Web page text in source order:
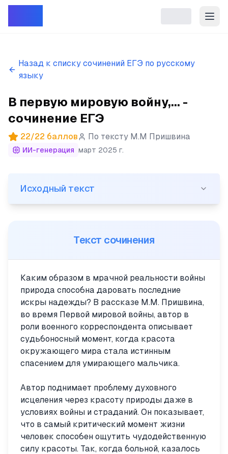
Назад к списку сочинений ЕГЭ по русскому
языку
В первую мировую войну,... -
сочинение ЕГЭ
22/22 баллов По тексту М.М Пришвина
ИИ-генерация март 2025 г.
(1)В первую мировую войну, в 1914 году, я поехал
Исходный текст
Текст сочинения
Каким образом в мрачной реальности войны
природа способна даровать последние
искры надежды? В рассказе М.М. Пришвина,
во время Первой мировой войны, автор в
роли военного корреспондента описывает
судьбоносный момент, когда красота
окружающего мира стала истинным
спасением для умирающего мальчика.
Автор поднимает проблему духовного
исцеления через красоту природы даже в
условиях войны и страданий. Он показывает,
что в самый критический момент жизни
человек способен ощутить чудодейственную
силу красоты. Так, когда больной, казалось